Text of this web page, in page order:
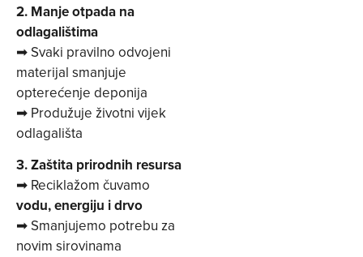
2. Manje otpada na
odlagalištima
➡ Svaki pravilno odvojeni
materijal smanjuje
opterećenje deponija
➡ Produžuje životni vijek
odlagališta
3. Zaštita prirodnih resursa
➡ Reciklažom čuvamo
vodu, energiju i drvo
➡ Smanjujemo potrebu za
novim sirovinama